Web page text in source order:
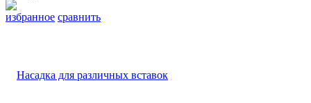
избранное сравнить